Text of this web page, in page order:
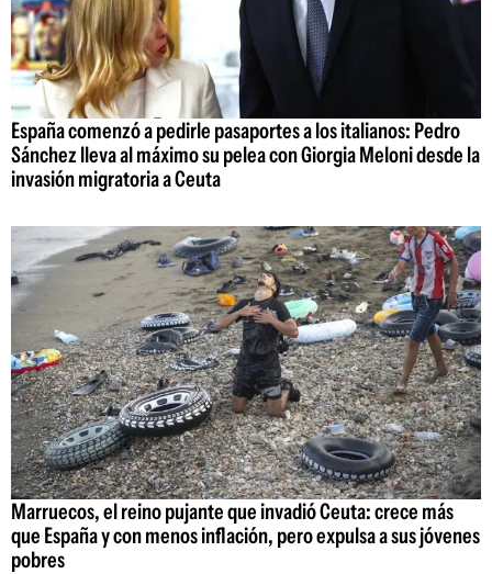
España comenzó a pedirle pasaportes a los italianos: Pedro
Sánchez lleva al máximo su pelea con Giorgia Meloni desde la
invasión migratoria a Ceuta
Marruecos, el reino pujante que invadió Ceuta: crece más
que España y con menos inflación, pero expulsa a sus jóvenes
pobres